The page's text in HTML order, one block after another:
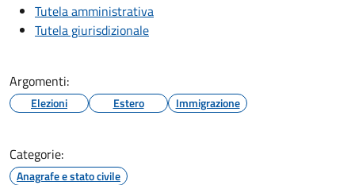
Tutela amministrativa
Tutela giurisdizionale
Argomenti:
Elezioni Estero Immigrazione
Categorie:
Anagrafe e stato civile